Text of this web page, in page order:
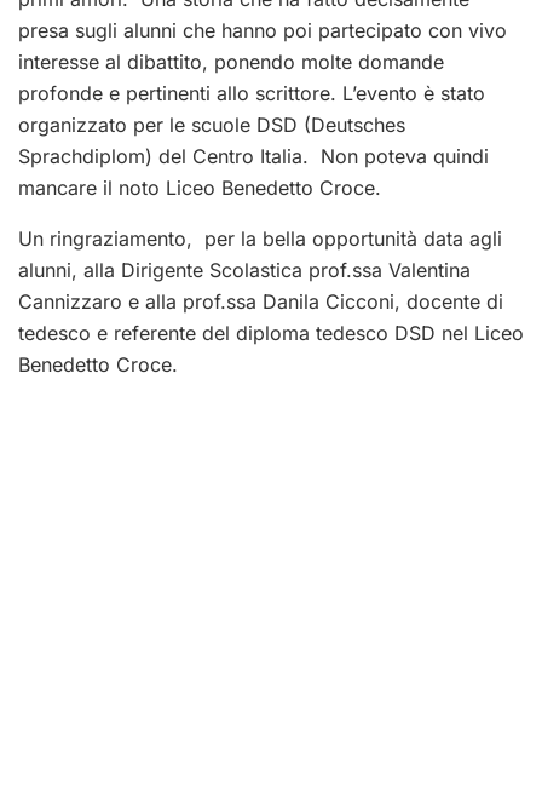
presa sugli alunni che hanno poi partecipato con vivo
interesse al dibattito, ponendo molte domande
profonde e pertinenti allo scrittore. L’evento è stato
organizzato per le scuole DSD (Deutsches
Sprachdiplom) del Centro Italia. Non poteva quindi
mancare il noto Liceo Benedetto Croce.
Un ringraziamento, per la bella opportunità data agli
alunni, alla Dirigente Scolastica prof.ssa Valentina
Cannizzaro e alla prof.ssa Danila Cicconi, docente di
tedesco e referente del diploma tedesco DSD nel Liceo
Benedetto Croce.